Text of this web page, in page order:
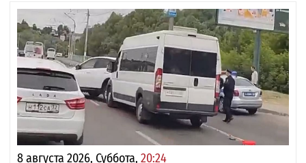
8 августа 2026, Суббота, 20:24